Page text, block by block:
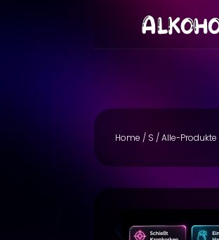
Home / S /Alle-Produkte